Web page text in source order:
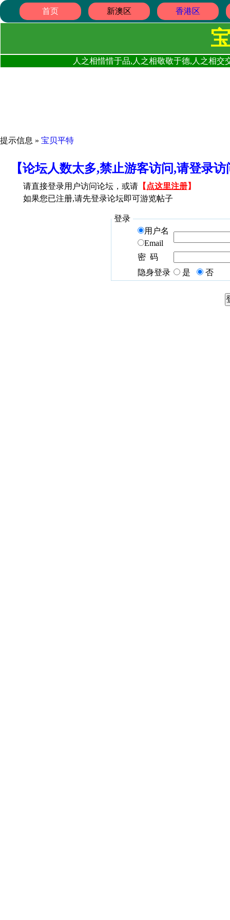
首页 新澳区 香港区
人之相惜惜于品,人之相敬敬于德,人之相
提示信息 » 宝贝平特
【论坛人数太多,禁止游客访问,请登录
请直接登录用户访问论坛，或请 【 点这里注册】
如果您已注册,请先登录论坛即可游览帖子
登录
用户名
Email
密 码
隐身登录
是 否